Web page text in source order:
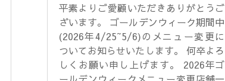
平素よりご愛顧いただきありがとうご
ざいます。 ゴールデンウィーク期間中
(2026年4/25~5/6)のメニュー変更に
ついてお知らせいたします。 何卒よろ
しくお願い申し上げます。 2026年ゴ
ールデンウィークメニュー変更店舗一